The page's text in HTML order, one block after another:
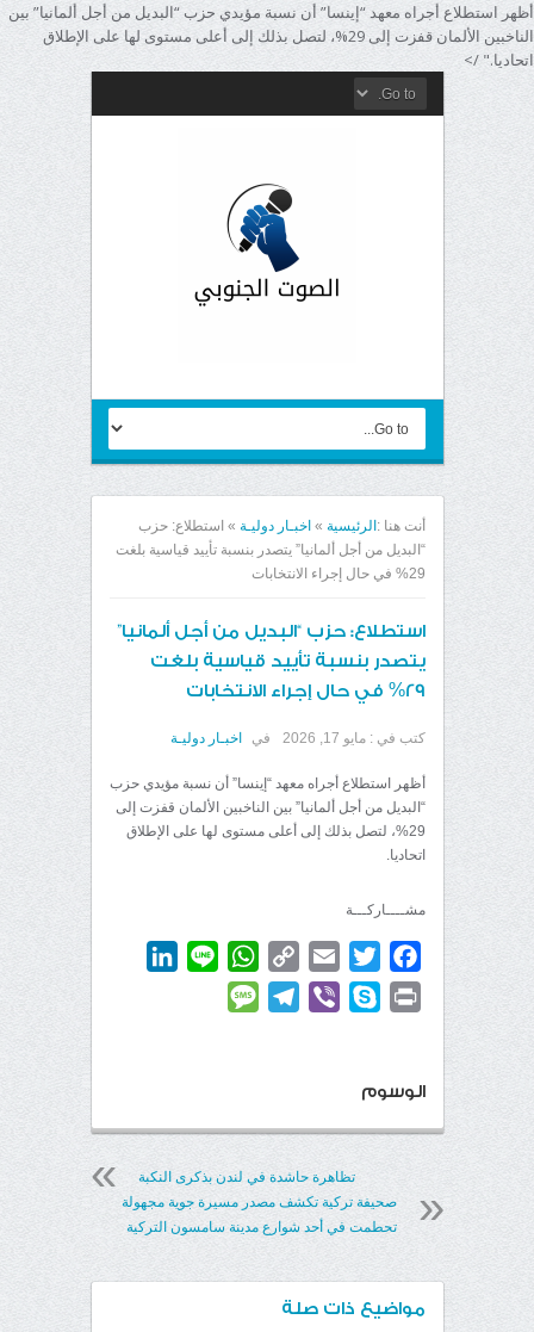
أظهر استطلاع أجراه معهد “إينسا” أن نسبة مؤيدي حزب “البديل من أجل ألمانيا” بين
الناخبين الألمان قفزت إلى 29%، لتصل بذلك إلى أعلى مستوى لها على الإطلاق
اتحاديا." />
أنت هنا : الرئيسية » اخبـار دوليـة » استطلاع: حزب
“البديل من أجل ألمانيا” يتصدر بنسبة تأييد قياسية بلغت
29% في حال إجراء الانتخابات
استطلاع: حزب “البديل من أجل ألمانيا”
يتصدر بنسبة تأييد قياسية بلغت
29% في حال إجراء الانتخابات
كتب في : مايو 17, 2026 في اخبـار دوليـة
أظهر استطلاع أجراه معهد “إينسا” أن نسبة مؤيدي حزب
“البديل من أجل ألمانيا” بين الناخبين الألمان قفزت إلى
29%، لتصل بذلك إلى أعلى مستوى لها على الإطلاق
اتحاديا.
مشــــاركـــة
Facebook
Twitter
Email
Copy
Link
WhatsApp
Line
LinkedIn
Print
Skype
Viber
Telegram
الوسوم
تظاهرة حاشدة في لندن بذكرى النكبة
صحيفة تركية تكشف مصدر مسيرة جوية مجهولة
تحطمت في أحد شوارع مدينة سامسون التركية
مواضيع ذات صلة